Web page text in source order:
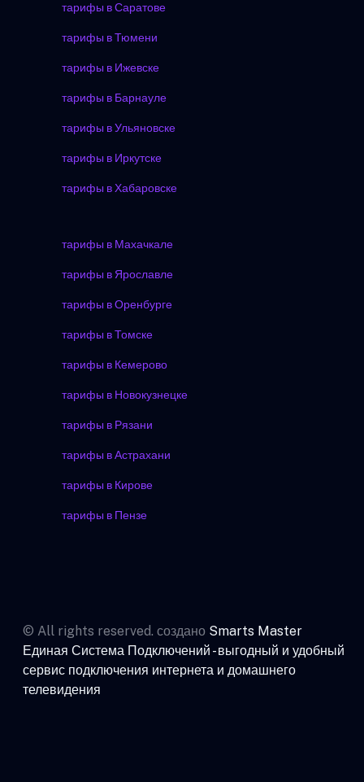
тарифы в Саратове
тарифы в Тюмени
тарифы в Ижевске
тарифы в Барнауле
тарифы в Ульяновске
тарифы в Иркутске
тарифы в Хабаровске
тарифы в Махачкале
тарифы в Ярославле
тарифы в Оренбурге
тарифы в Томске
тарифы в Кемерово
тарифы в Новокузнецке
тарифы в Рязани
тарифы в Астрахани
тарифы в Кирове
тарифы в Пензе
© All rights reserved. создано Smarts Master
Единая Система Подключений - выгодный и удобный
сервис подключения интернета и домашнего
телевидения